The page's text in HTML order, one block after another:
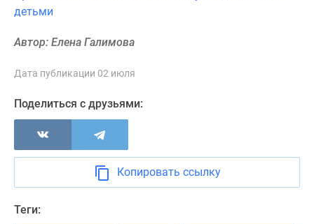
Медиа
недвижимости
эксперта
Аналитика
рынка
Покупателю
Экспертиза
Эксперты
авторы
детьми
Автор: Елена Галимова
Дата публикации 02 июля
Поделиться с друзьями:
Копировать ссылку
Теги: